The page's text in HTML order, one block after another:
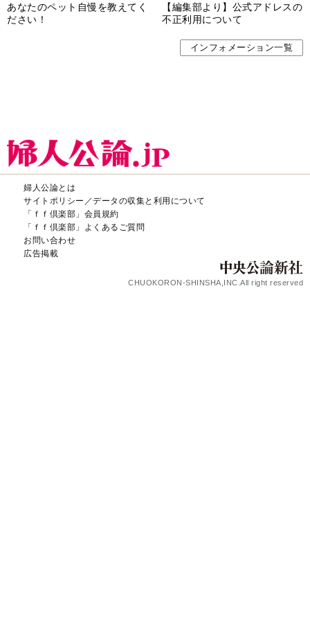
あなたのペット自慢を教えてく
ださい！
【編集部より】公式アドレスの
不正利用について
インフォメーション一覧
婦人公論とは
サイトポリシー／データの収集と利用について
「ｆｆ倶楽部」会員規約
「ｆｆ倶楽部」よくあるご質問
お問い合わせ
広告掲載
CHUOKORON-SHINSHA,INC.All right reserved